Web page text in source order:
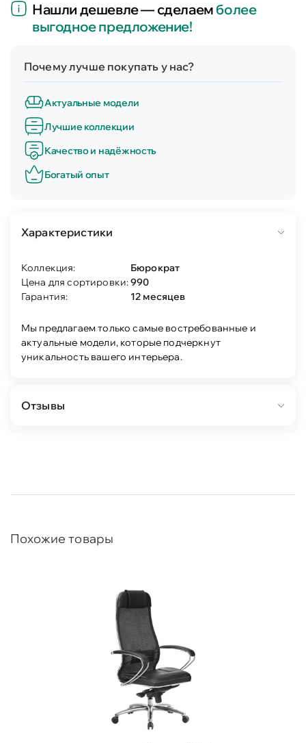
Нашли дешевле — сделаемболее
выгодное предложение!
Почему лучше покупать у нас?
Актуальные модели
Лучшие коллекции
Качество и надёжность
Богатый опыт
Характеристики
Коллекция:
Бюрократ
Цена для сортировки:990
Гарантия:
12 месяцев
Мы предлагаем только самые востребованные и
актуальные модели, которые подчеркнут
уникальность вашего интерьера.
Отзывы
Похожие товары